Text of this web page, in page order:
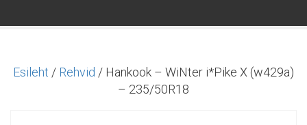
Esileht / Rehvid / Hankook – WiNter i*Pike X (w429a)
– 235/50R18